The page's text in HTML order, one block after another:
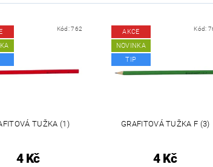
Kód:762
TUŽKA (1)
4 Kč
AKCE
NOVINKA
TIP
Kód:
GRAFITOVÁ TUŽKA F (3)
4 Kč